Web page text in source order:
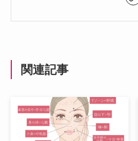
関連記事